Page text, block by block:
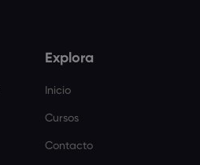
Explora
Inicio
Cursos
Contacto